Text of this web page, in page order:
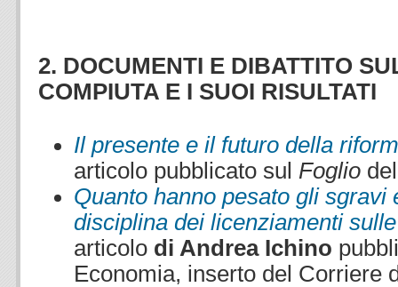
2. DOCUMENTI E DIBATTITO
COMPIUTA E I SUOI RISULTATI
Il presente e il futuro della
articolo pubblicato sul Foglio
Quanto hanno pesato gli sgravi
disciplina dei licenziamenti
articolo di Andrea Ichino
Economia, inserto del Corriere